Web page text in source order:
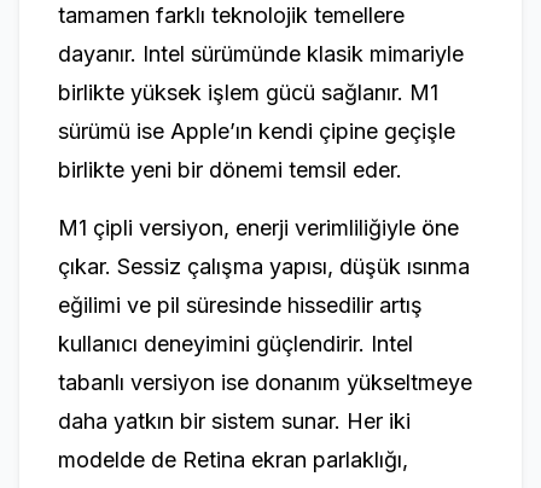
tamamen farklı teknolojik temellere
dayanır. Intel sürümünde klasik mimariyle
birlikte yüksek işlem gücü sağlanır. M1
sürümü ise Apple’ın kendi çipine geçişle
birlikte yeni bir dönemi temsil eder.
M1 çipli versiyon, enerji verimliliğiyle öne
çıkar. Sessiz çalışma yapısı, düşük ısınma
eğilimi ve pil süresinde hissedilir artış
kullanıcı deneyimini güçlendirir. Intel
tabanlı versiyon ise donanım yükseltmeye
daha yatkın bir sistem sunar. Her iki
modelde de Retina ekran parlaklığı,